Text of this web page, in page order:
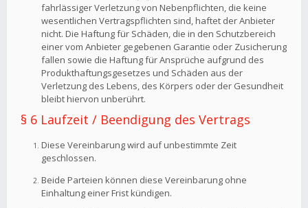
fahrlässiger Verletzung von Nebenpflichten, die keine
wesentlichen Vertragspflichten sind, haftet der Anbieter
nicht. Die Haftung für Schäden, die in den Schutzbereich
einer vom Anbieter gegebenen Garantie oder Zusicherung
fallen sowie die Haftung für Ansprüche aufgrund des
Produkthaftungsgesetzes und Schäden aus der
Verletzung des Lebens, des Körpers oder der Gesundheit
bleibt hiervon unberührt.
§ 6 Laufzeit / Beendigung des Vertrags
Diese Vereinbarung wird auf unbestimmte Zeit
geschlossen.
Beide Parteien können diese Vereinbarung ohne
Einhaltung einer Frist kündigen.